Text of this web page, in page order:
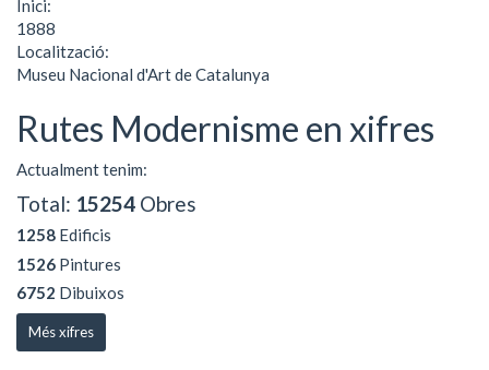
Inici:
1888
Localització:
Museu Nacional d'Art de Catalunya
Rutes Modernisme en xifres
Actualment tenim:
Total: 15254 Obres
1258 Edificis
1526 Pintures
6752 Dibuixos
Més xifres